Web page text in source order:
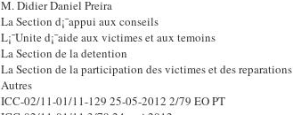
M. Didier Daniel Preira
La Section d¡¯appui aux conseils
L¡¯Unite d¡¯aide aux victimes et aux temoins
La Section de la detention
La Section de la participation des victimes et des reparations
Autres
ICC-02/11-01/11-129 25-05-2012 2/79 EO PT